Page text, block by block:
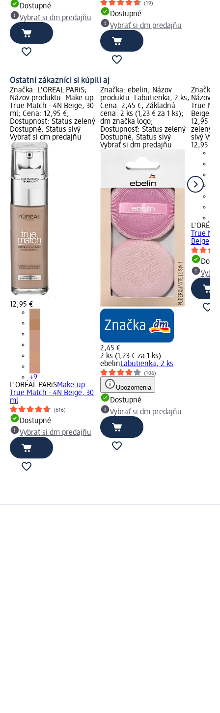
Dostupné
Vybrať si dm predajňu
(19)
Dostupné
Vybrať si dm predajňu
Ostatní zákazníci si kúpili aj
Značka: L'ORÉAL PARiS;
Názov produktu: Make-up
True Match - 4N Beige, 30
ml; Cena: 12,95 €;
Dostupnosť: Status zelený
Dostupné, Status sivý
Vybrať si dm predajňu
12,95 €
+9
L'ORÉAL PARiSMake-up
True Match - 4N Beige, 30
ml
(616)
Dostupné
Vybrať si dm predajňu
Značka: ebelin; Názov
produktu: Labutienka, 2 ks;
Cena: 2,45 €; Základná
cena: 2 ks (1,23 € za 1 ks);
dm značka logo;
Dostupnosť: Status zelený
Dostupné, Status sivý
Vybrať si dm predajňu
2,45 €
2 ks (1,23 € za 1 ks)
ebelinLabutienka, 2 ks
(106)
Upozornenia
Dostupné
Vybrať si dm predajňu
Značka:
Názov
True
Beige,
12,95 €;
zelený
sivý
12,95 €
L'ORÉAL
True
Beige,